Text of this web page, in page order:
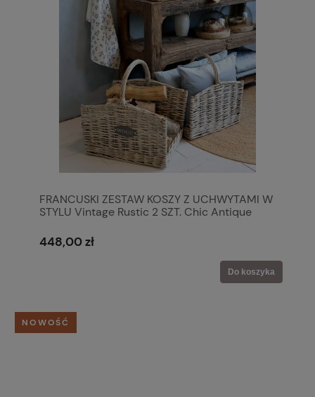
FRANCUSKI ZESTAW KOSZY Z UCHWYTAMI W
STYLU Vintage Rustic 2 SZT. Chic Antique
448,00 zł
Do koszyka
NOWOŚĆ